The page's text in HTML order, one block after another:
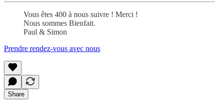
Vous êtes 400 à nous suivre ! Merci !
Nous sommes Bienfait.
Paul & Simon
Prendre rendez-vous avec nous
Share